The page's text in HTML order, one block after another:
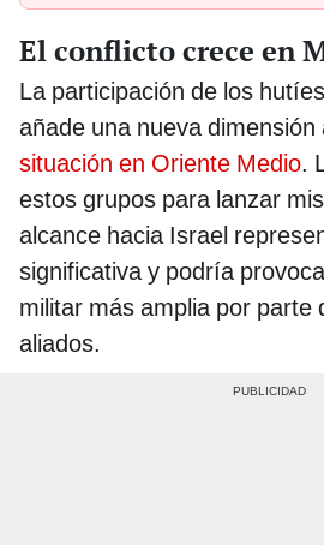
El conflicto crece en
La participación de los
añade una nueva dimensión
situación en Oriente Medio.
estos grupos para lanzar
alcance hacia Israel
significativa y podría
militar más amplia por parte
aliados.​